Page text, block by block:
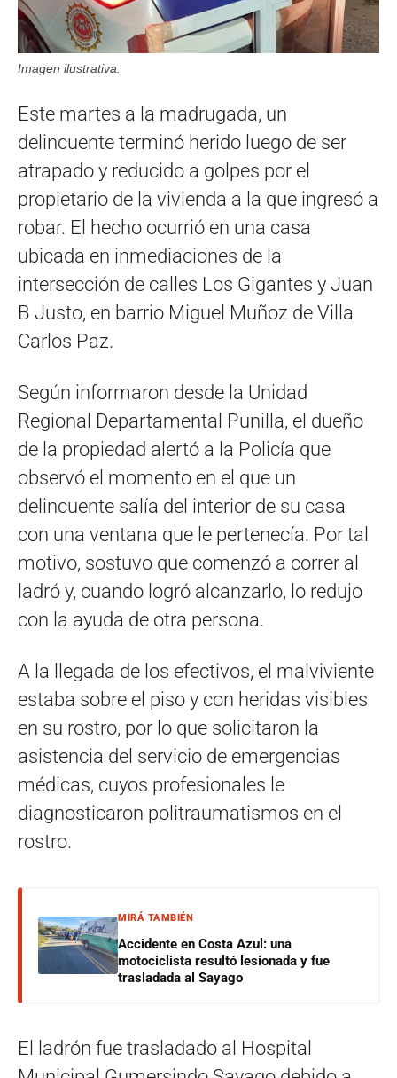
Imagen ilustrativa.
Este martes a la madrugada, un
delincuente terminó herido luego de ser
atrapado y reducido a golpes por el
propietario de la vivienda a la que ingresó a
robar. El hecho ocurrió en una casa
ubicada en inmediaciones de la
intersección de calles Los Gigantes y Juan
B Justo, en barrio Miguel Muñoz de Villa
Carlos Paz.
Según informaron desde la Unidad
Regional Departamental Punilla, el dueño
de la propiedad alertó a la Policía que
observó el momento en el que un
delincuente salía del interior de su casa
con una ventana que le pertenecía. Por tal
motivo, sostuvo que comenzó a correr al
ladró y, cuando logró alcanzarlo, lo redujo
con la ayuda de otra persona.
A la llegada de los efectivos, el malviviente
estaba sobre el piso y con heridas visibles
en su rostro, por lo que solicitaron la
asistencia del servicio de emergencias
médicas, cuyos profesionales le
diagnosticaron politraumatismos en el
rostro.
MIRÁ TAMBIÉN
Accidente en Costa Azul: una
motociclista resultó lesionada y fue
trasladada al Sayago
El ladrón fue trasladado al Hospital